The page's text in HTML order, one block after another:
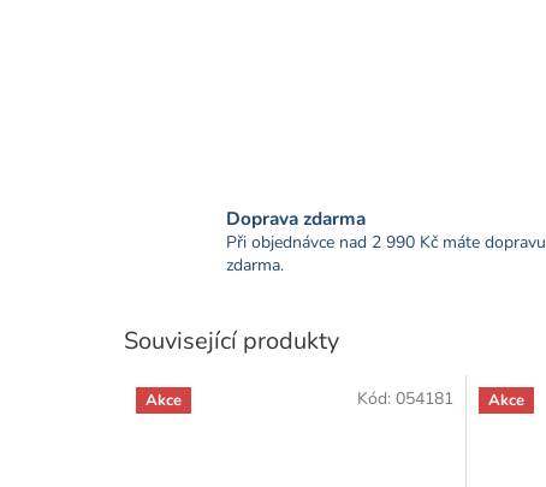
Doprava zdarma
Při objednávce nad 2 990 Kč máte dopravu
zdarma.
Související produkty
Akce Kód: 054181 Akce